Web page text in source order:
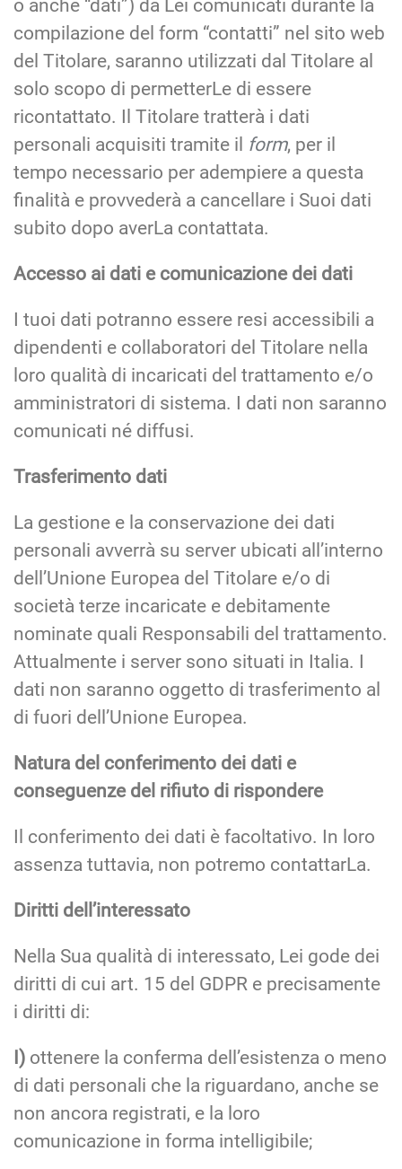
o anche “dati”) da Lei comunicati durante la
compilazione del form “contatti” nel sito web
del Titolare, saranno utilizzati dal Titolare al
solo scopo di permetterLe di essere
ricontattato. Il Titolare tratterà i dati
personali acquisiti tramite il form, per il
tempo necessario per adempiere a questa
finalità e provvederà a cancellare i Suoi dati
subito dopo averLa contattata.
Accesso ai dati e comunicazione dei dati
I tuoi dati potranno essere resi accessibili a
dipendenti e collaboratori del Titolare nella
loro qualità di incaricati del trattamento e/o
amministratori di sistema. I dati non saranno
comunicati né diffusi.
Trasferimento dati
La gestione e la conservazione dei dati
personali avverrà su server ubicati all’interno
dell’Unione Europea del Titolare e/o di
società terze incaricate e debitamente
nominate quali Responsabili del trattamento.
Attualmente i server sono situati in Italia. I
dati non saranno oggetto di trasferimento al
di fuori dell’Unione Europea.
Natura del conferimento dei dati e
conseguenze del rifiuto di rispondere
Il conferimento dei dati è facoltativo. In loro
assenza tuttavia, non potremo contattarLa.
Diritti dell’interessato
Nella Sua qualità di interessato, Lei gode dei
diritti di cui art. 15 del GDPR e precisamente
i diritti di:
I) ottenere la conferma dell’esistenza o meno
di dati personali che la riguardano, anche se
non ancora registrati, e la loro
comunicazione in forma intelligibile;